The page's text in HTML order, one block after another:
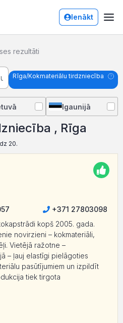
Ienākt
rezultāti
Rīga/Kokmateriālu tirdzniecība
Igaunijā
, Rīga
20.
+371 27803098
kopš 2005. gada.
novirzieni – kokmateriāli,
Vietējā ražotne –
– ļauj elastīgi pielāgoties
pasūtījumiem un izpildīt
tiek tirgota